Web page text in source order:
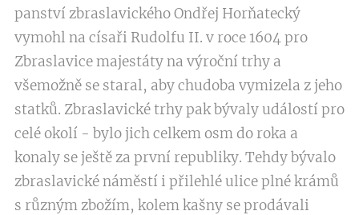
panství zbraslavického Ondřej Horňatecký
vymohl na císaři Rudolfu II. v roce 1604 pro
Zbraslavice majestáty na výroční trhy a
všemožně se staral, aby chudoba vymizela z jeho
statků. Zbraslavické trhy pak bývaly událostí pro
celé okolí - bylo jich celkem osm do roka a
konaly se ještě za první republiky. Tehdy bývalo
zbraslavické náměstí i přilehlé ulice plné krámů
s různým zbožím, kolem kašny se prodávali